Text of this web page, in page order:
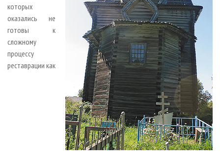
которых
оказались не
готовы к
сложному
процессу
реставрации как